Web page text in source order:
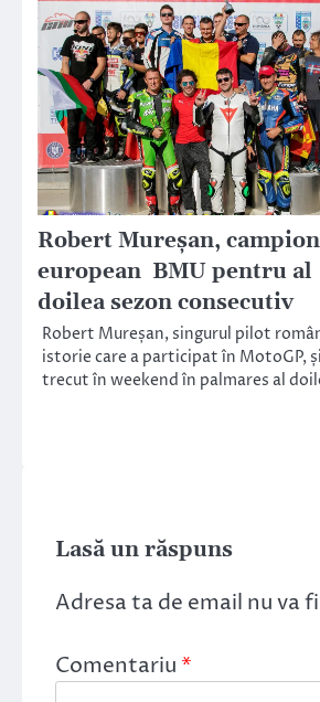
Robert Mureșan, campion
european BMU pentru al
doilea sezon consecutiv
Robert Mureșan, singurul pilot
istorie care a participat în MotoGP,
trecut în weekend în palmares al
Lasă un răspuns
Adresa ta de email nu va
Comentariu *